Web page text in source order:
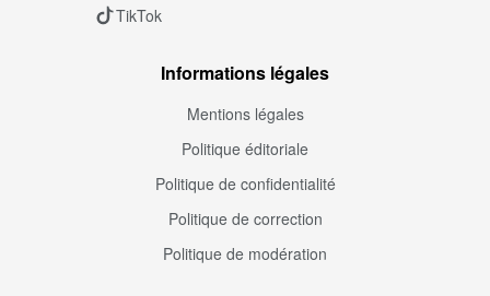
TikTok
Informations légales
Mentions légales
Politique éditoriale
Politique de confidentialité
Politique de correction
Politique de modération